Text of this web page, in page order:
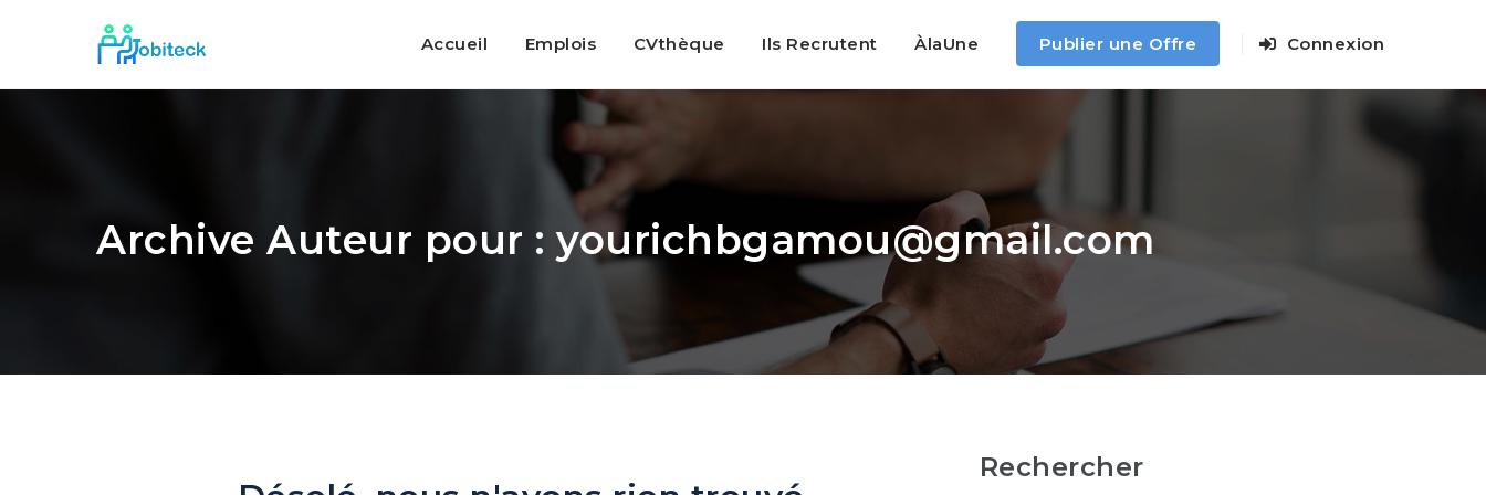
Accueil Emplois CVthèque Ils Recrutent ÀlaUne Publier une Offre Connexion
Archive Auteur pour : yourichbgamou@gmail.com
Rechercher